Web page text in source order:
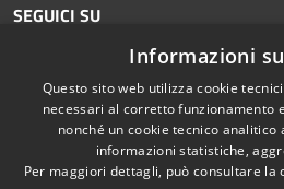
SEGUICI SU
RSS
Informazioni
Questo sito web utilizza cookie
necessari al corretto funzionamento
nonché un cookie tecnico
informazioni statistiche,
Per maggiori dettagli, può consultare la